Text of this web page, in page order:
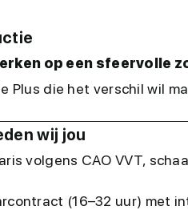
op een sfeervolle
Plus die het verschil wil
wij jou
volgens CAO VVT,
(16–32 uur) met